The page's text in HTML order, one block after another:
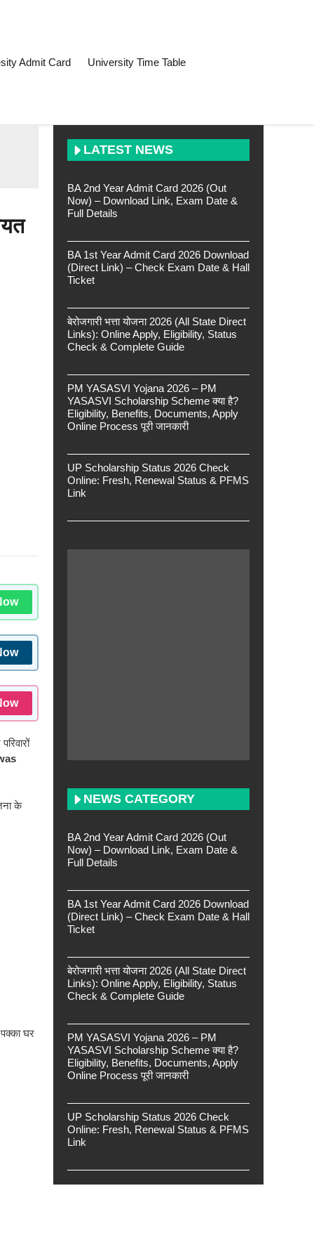
Admit Card University Time Table
के
घर
LATEST NEWS
BA 2nd Year Admit Card 2026 (Out
Now) – Download Link, Exam Date &
Full Details
BA 1st Year Admit Card 2026 Download
(Direct Link) – Check Exam Date & Hall
Ticket
बेरोजगारी भत्ता योजना 2026 (All State Direct
Links): Online Apply, Eligibility, Status
Check & Complete Guide
PM YASASVI Yojana 2026 – PM
YASASVI Scholarship Scheme क्या है?
Eligibility, Benefits, Documents, Apply
Online Process पूरी जानकारी
UP Scholarship Status 2026 Check
Online: Fresh, Renewal Status & PFMS
Link
NEWS CATEGORY
BA 2nd Year Admit Card 2026 (Out
Now) – Download Link, Exam Date &
Full Details
BA 1st Year Admit Card 2026 Download
(Direct Link) – Check Exam Date & Hall
Ticket
बेरोजगारी भत्ता योजना 2026 (All State Direct
Links): Online Apply, Eligibility, Status
Check & Complete Guide
PM YASASVI Yojana 2026 – PM
YASASVI Scholarship Scheme क्या है?
Eligibility, Benefits, Documents, Apply
Online Process पूरी जानकारी
UP Scholarship Status 2026 Check
Online: Fresh, Renewal Status & PFMS
Link